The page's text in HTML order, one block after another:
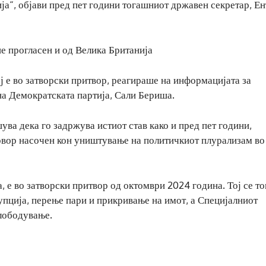
објави пред пет години тогашниот државен секретар,
прогласен и од Велика Британија
во затворски притвор, реагираше на информацијата за
Демократската партија, Сали Бериша.
дека го задржува истиот став како и пред пет години,
насочен кон уништување на политичкиот плурализам во
во затворски притвор од октомври 2024 година. Тој се
перење пари и прикривање на имот, а Специјалниот